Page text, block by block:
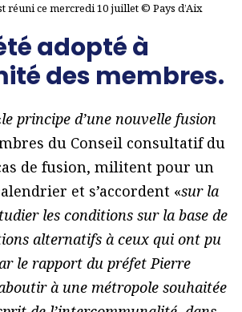
réuni ce mercredi 10 juillet © Pays d’Aix
adopté à
des membres.
le principe d’une nouvelle fusion
du Conseil consultatif du
de fusion, militent pour un
et s’accordent «sur la
les conditions sur la base de
alternatifs à ceux qui ont pu
le rapport du préfet Pierre
à une métropole souhaitée